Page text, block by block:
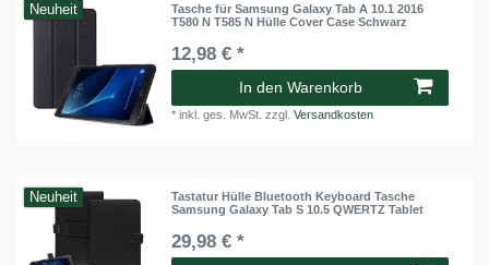
Neuheit
Tasche für Samsung Galaxy Tab A 10.1 2016
T580 N T585 N Hülle Cover Case Schwarz
12,98 € *
In den Warenkorb
*inkl. ges. MwSt. zzgl.Versandkosten
Neuheit
Tastatur Hülle Bluetooth Keyboard Tasche
Samsung Galaxy Tab S 10.5 QWERTZ Tablet
29,98 € *